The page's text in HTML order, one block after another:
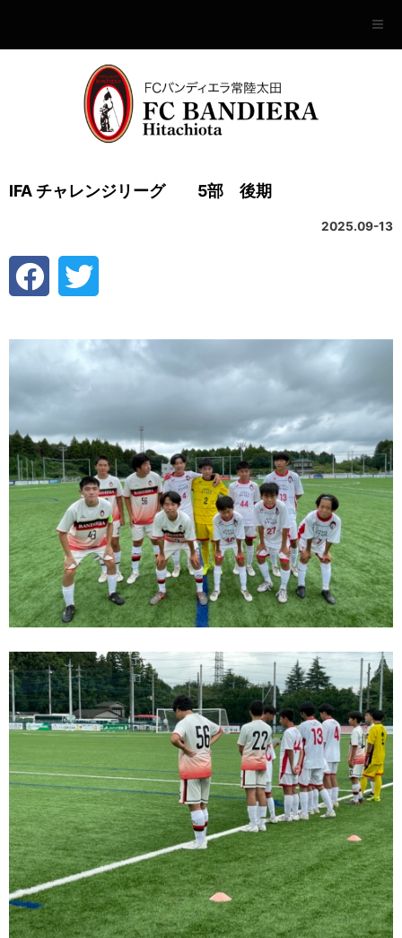
IFA チャレンジリーグ 5部 後期
2025.09-13